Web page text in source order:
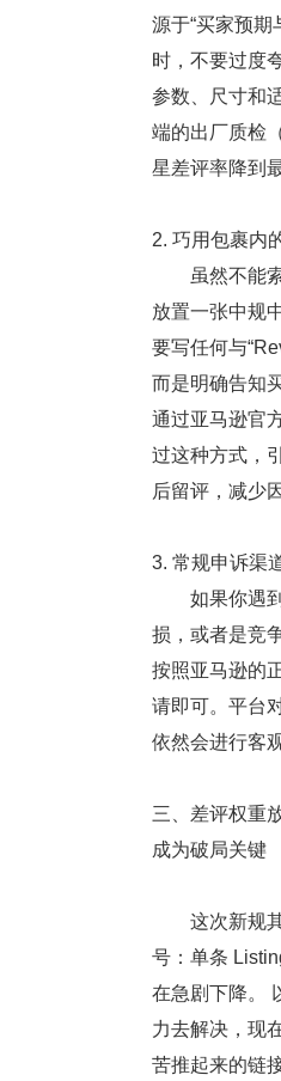
源于“买家预期
时，不要过度
参数、尺寸和
端的出厂质检
星差评率降到
2. 巧用包裹内
虽然不能索
放置一张中规
要写任何与
而是明确告知
通过亚马逊官
过这种方式，
后留评，减少
3. 常规申诉渠
如果你遇到
损 ，或者是竞
按照亚马逊的
请即可。平台
依然会进行客
三、差评权重
成为破局关键
这次新规其
号： 单条
在急剧下降。
力去解决，现
苦推起来的链